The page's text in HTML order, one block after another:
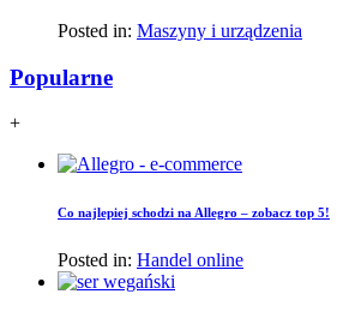
Posted in: Maszyny i urządzenia
Popularne
+
Co najlepiej schodzi na Allegro – zobacz top 5!
Posted in: Handel online